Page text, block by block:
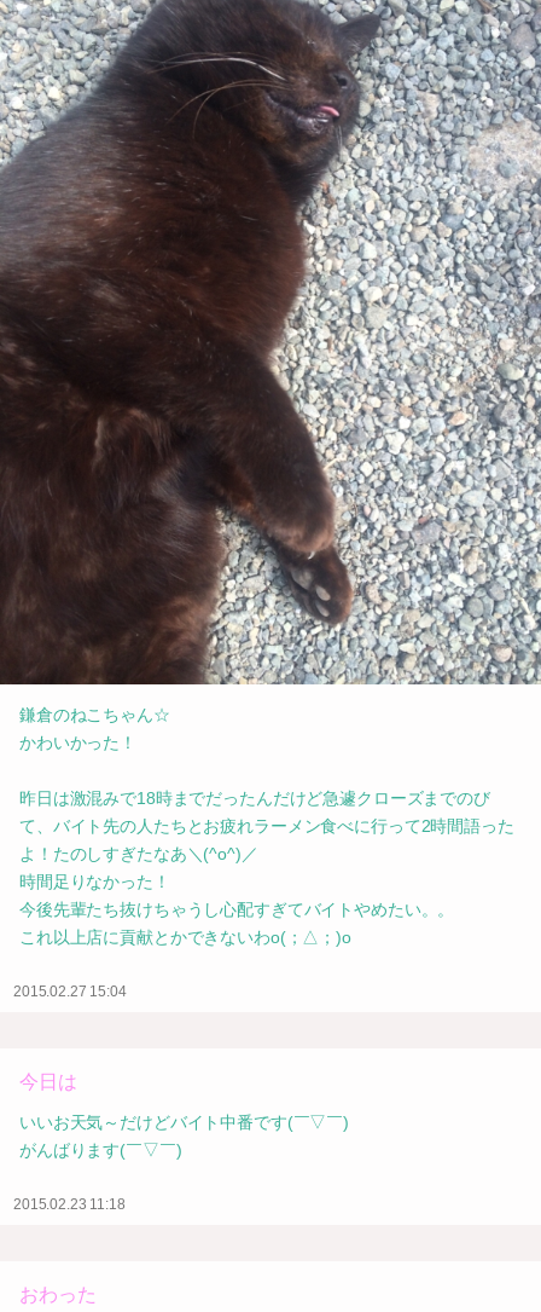
鎌倉のねこちゃん☆
かわいかった！
昨日は激混みで18時までだったんだけど急遽クローズまでのび
て、バイト先の人たちとお疲れラーメン食べに行って2時間語った
よ！たのしすぎたなあ＼(^o^)／
時間足りなかった！
今後先輩たち抜けちゃうし心配すぎてバイトやめたい。。
これ以上店に貢献とかできないわo(；△；)o
2015.02.27 15:04
今日は
いいお天気～だけどバイト中番です(￣▽￣)
がんばります(￣▽￣)
2015.02.23 11:18
おわった